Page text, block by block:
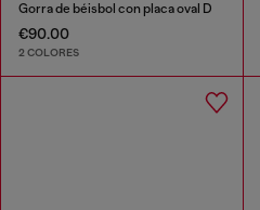
Gorra de béisbol con placa oval D
€90.00
2 COLORES